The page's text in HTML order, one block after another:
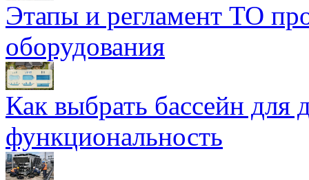
Этапы и регламент ТО
оборудования
Как выбрать бассейн для
функциональность